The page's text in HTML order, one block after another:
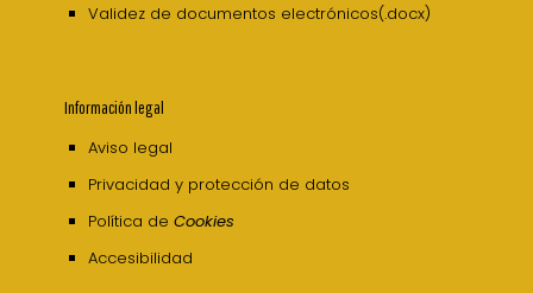
Validez de documentos electrónicos(.docx)
Información legal
Aviso legal
Privacidad y protección de datos
Política de Cookies
Accesibilidad